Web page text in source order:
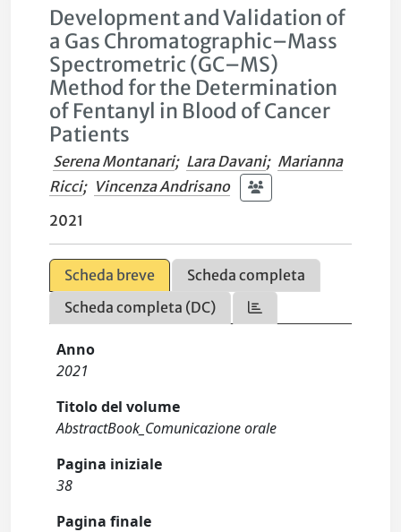
Development and Validation of
a Gas Chromatographic–Mass
Spectrometric (GC–MS)
Method for the Determination
of Fentanyl in Blood of Cancer
Patients
Serena Montanari; Lara Davani; Marianna
Ricci; Vincenza Andrisano
2021
Scheda breve
Scheda completa
Scheda completa (DC)
Anno
2021
Titolo del volume
AbstractBook_Comunicazione orale
Pagina iniziale
38
Pagina finale